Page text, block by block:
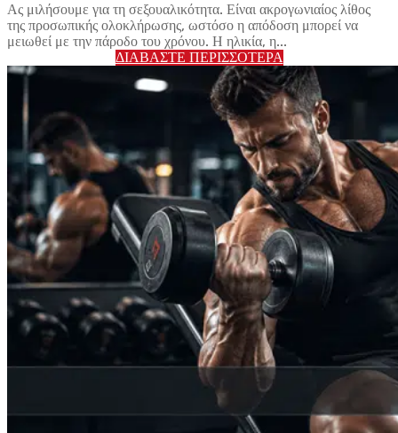
Ας μιλήσουμε για τη σεξουαλικότητα. Είναι ακρογωνιαίος λίθος
της προσωπικής ολοκλήρωσης, ωστόσο η απόδοση μπορεί να
μειωθεί με την πάροδο του χρόνου. Η ηλικία, η...
ΔΙΑΒΆΣΤΕ ΠΕΡΙΣΣΌΤΕΡΑ